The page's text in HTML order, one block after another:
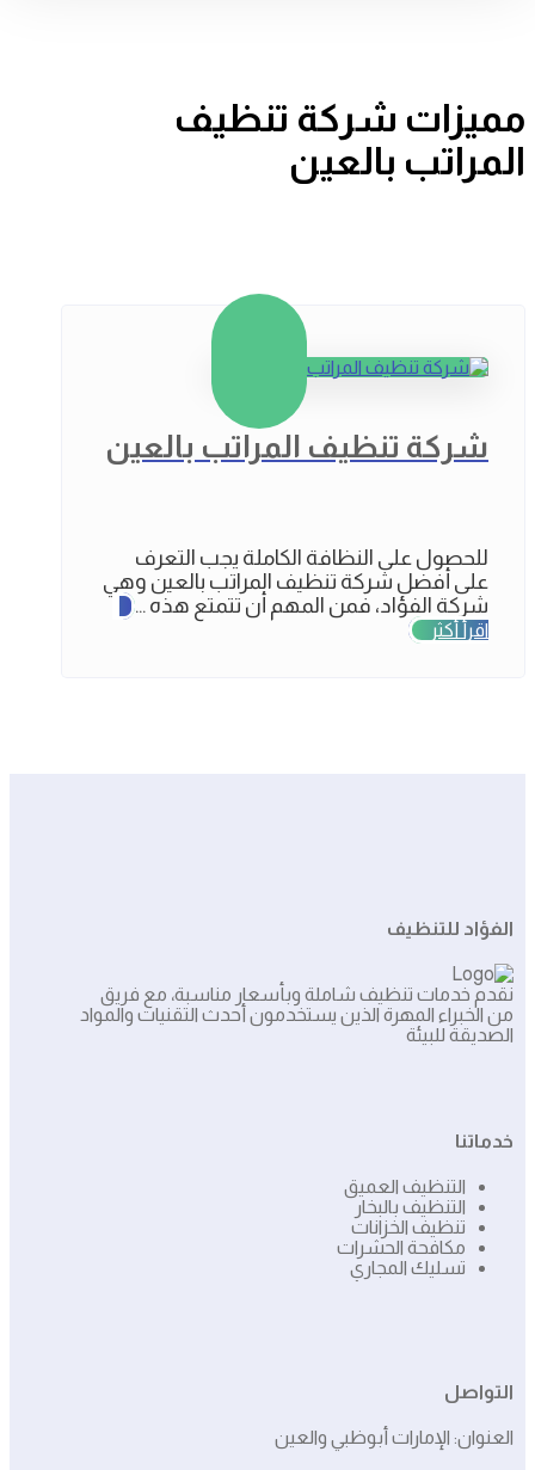
مميزات شركة تنظيف
المراتب بالعين
شركة تنظيف المراتب بالعين
للحصول على النظافة الكاملة يجب التعرف
على أفضل شركة تنظيف المراتب بالعين وهي
شركة الفؤاد، فمن المهم أن تتمتع هذه ...
اقرأ أكثر
الفؤاد للتنظيف
نقدم خدمات تنظيف شاملة وبأسعار مناسبة، مع فريق
من الخبراء المهرة الذين يستخدمون أحدث التقنيات والمواد
الصديقة للبيئة
خدماتنا
التنظيف العميق
التنظيف بالبخار
تنظيف الخزانات
مكافحة الحشرات
تسليك المجاري
التواصل
العنوان: الإمارات أبوظبي والعين